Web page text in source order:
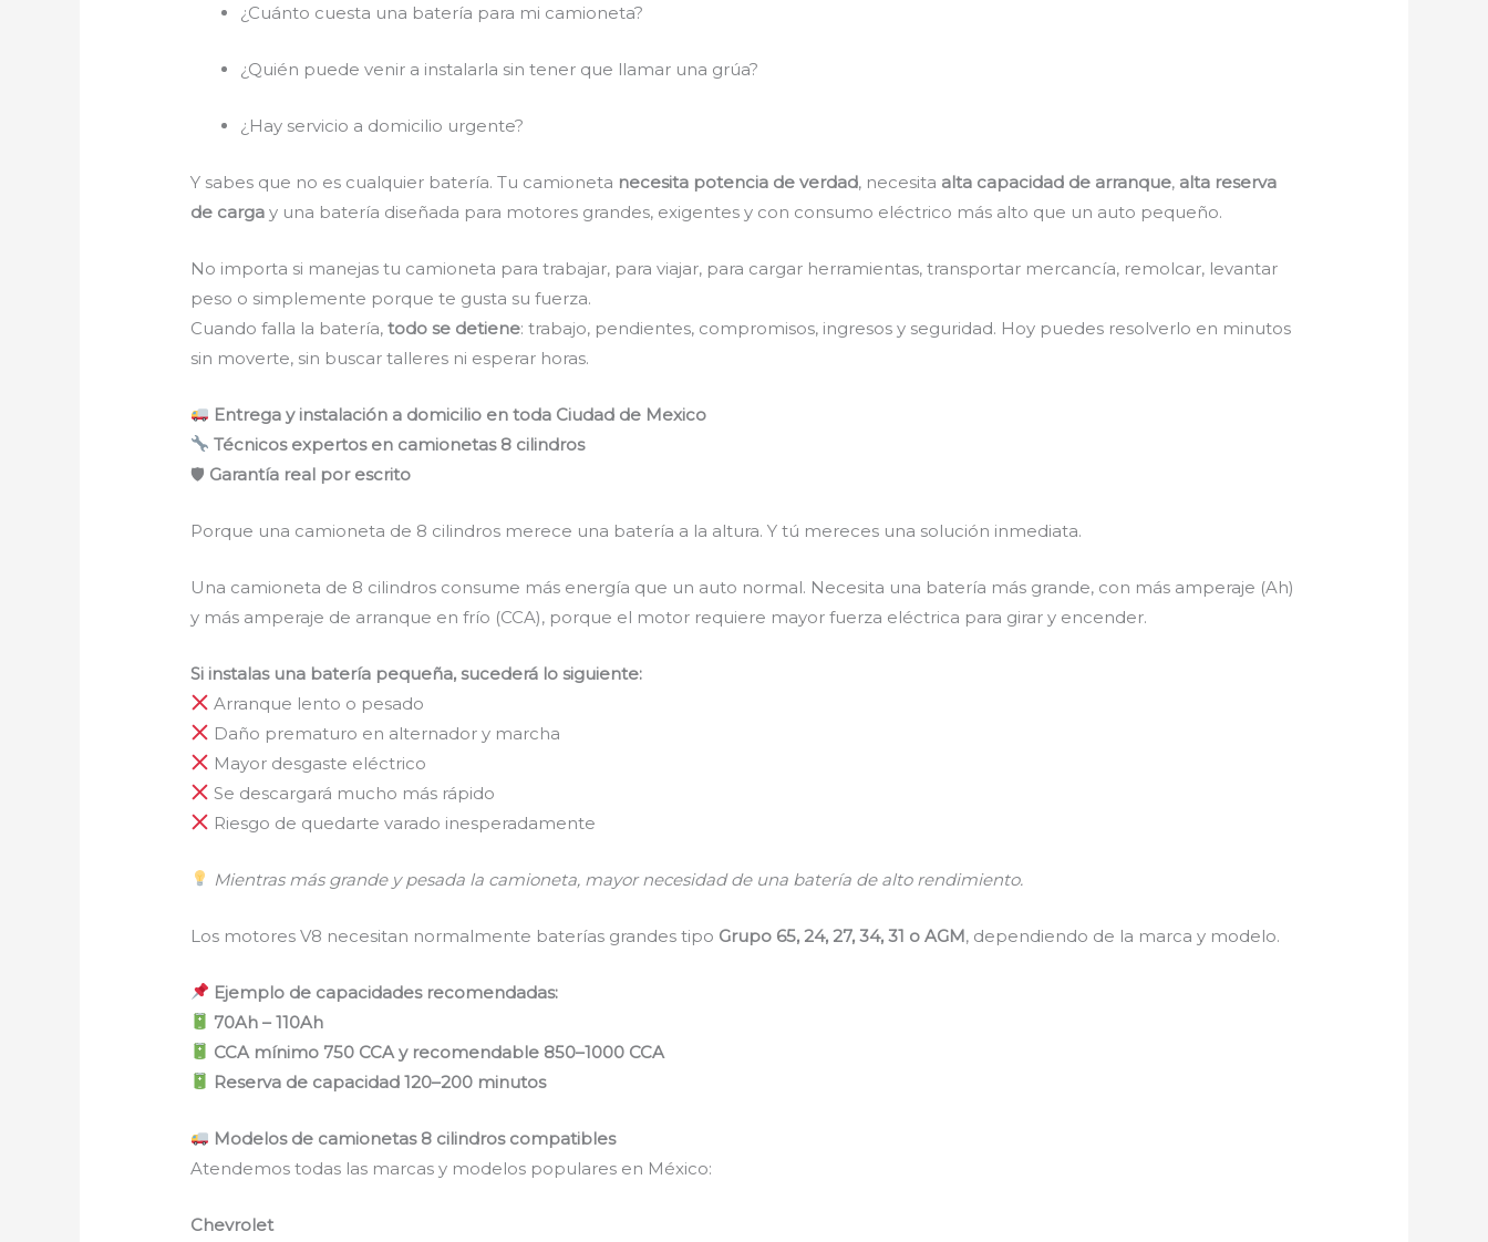
¿Cuánto cuesta una batería para mi camioneta?
¿Quién puede venir a instalarla sin tener que llamar una grúa?
¿Hay servicio a domicilio urgente?
Y sabes que no es cualquier batería. Tu camioneta necesita potencia de verdad, necesita alta capacidad de arranque, alta reserva
de carga y una batería diseñada para motores grandes, exigentes y con consumo eléctrico más alto que un auto pequeño.
No importa si manejas tu camioneta para trabajar, para viajar, para cargar herramientas, transportar mercancía, remolcar, levantar
peso o simplemente porque te gusta su fuerza.
Cuando falla la batería,todo se detiene: trabajo, pendientes, compromisos, ingresos y seguridad. Hoy puedes resolverlo en minutos
sin moverte, sin buscar talleres ni esperar horas.
Entrega y instalación a domicilio en toda Ciudad de Mexico
Técnicos expertos en camionetas 8 cilindros
🛡 Garantía real por escrito
Porque una camioneta de 8 cilindros merece una batería a la altura. Y tú mereces una solución inmediata.
Una camioneta de 8 cilindros consume más energía que un auto normal. Necesita una batería más grande, con más amperaje (Ah)
y más amperaje de arranque en frío (CCA), porque el motor requiere mayor fuerza eléctrica para girar y encender.
Si instalas una batería pequeña, sucederá lo siguiente:
Arranque lento o pesado
Daño prematuro en alternador y marcha
Mayor desgaste eléctrico
Se descargará mucho más rápido
Riesgo de quedarte varado inesperadamente
Mientras más grande y pesada la camioneta, mayor necesidad de una batería de alto rendimiento.
Los motores V8 necesitan normalmente baterías grandes tipo Grupo 65, 24, 27, 34, 31 o AGM, dependiendo de la marca y modelo.
Ejemplo de capacidades recomendadas:
70Ah – 110Ah
CCA mínimo 750 CCA y recomendable 850–1000 CCA
Reserva de capacidad 120–200 minutos
Modelos de camionetas 8 cilindros compatibles
Atendemos todas las marcas y modelos populares en México:
Chevrolet